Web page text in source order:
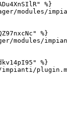
%}
modules/
%}
modules/
%}
impianti/